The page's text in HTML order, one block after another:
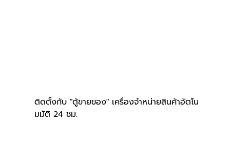
ติดตั้งกับ "ตู้ขายของ" เครื่องจำหน่ายสินค้าอัตโน
มมัติ 24 ชม.